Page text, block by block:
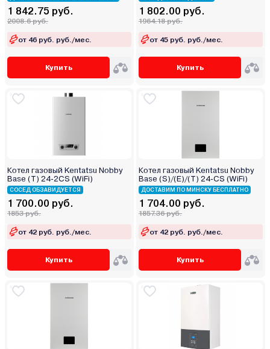
1 842.75 руб.
2008.6 руб.
от 46 руб. руб./мес.
Купить
1 802.00 руб.
1964.18 руб.
от 45 руб. руб./мес.
Купить
Котел газовый Kentatsu Nobby
Base (T) 24-2CS (WiFi)
СОСЕД ОБЗАВИДУЕТСЯ
1 700.00 руб.
1853 руб.
от 42 руб. руб./мес.
Купить
Котел газовый Kentatsu Nobby
Base (S)/(E)/(T) 24-CS (WiFi)
ДОСТАВИМ ПО МИНСКУ БЕСПЛАТНО
1 704.00 руб.
1857.36 руб.
от 42 руб. руб./мес.
Купить